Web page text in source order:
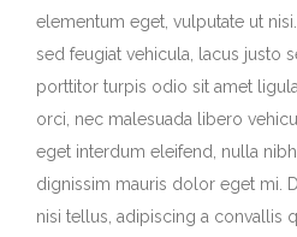
elementum eget, vulputate ut
sed feugiat vehicula, lacus justo
porttitor turpis odio sit amet
orci, nec malesuada libero
eget interdum eleifend, nulla
dignissim mauris dolor eget mi.
nisi tellus, adipiscing a convallis